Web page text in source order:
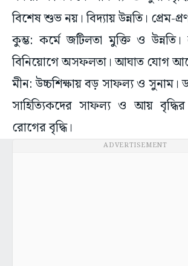
বিশেষ শুভ নয়। বিদ্যায় উন্নতি। প্রেম-
কুম্ভ: কর্মে জটিলতা মুক্তি ও
বিনিয়োগে অসফলতা। আঘাত যোগ
মীন: উচ্চশিক্ষায় বড় সাফল্য ও সুনাম।
সাহিত্যিকদের সাফল্য ও আয়
রোগের বৃদ্ধি।
ADVERTISEMENT